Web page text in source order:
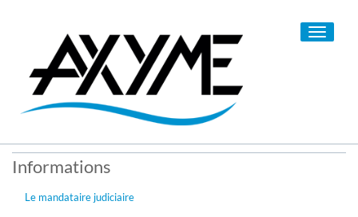
Toggle
Informations
Le mandataire judiciaire